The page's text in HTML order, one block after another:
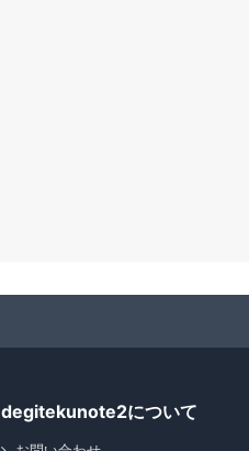
degitekunote2について